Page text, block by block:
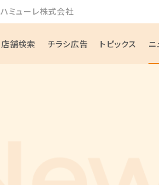
ハミューレ株式会社
店舗検索 チラシ広告 トピックス ニ